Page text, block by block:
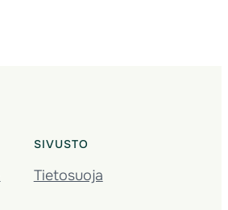
SIVUSTO
Tietosuoja